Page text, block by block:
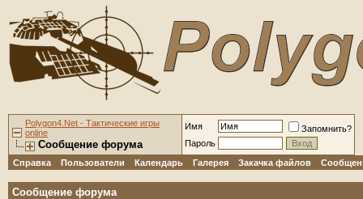
Polygon4.Net - Тактические игры
online
Сообщение форума
Имя
Запомнить?
Пароль
Справка
Пользователи Календарь Галерея Закачка файлов
Сообщение форума